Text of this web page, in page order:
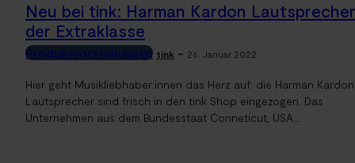
Neu bei tink: Harman Kardon Lautsprecher
der Extraklasse
Produktvorstellungen tink - 26. Januar 2022
Hier geht Musikliebhaber:innen das Herz auf: die Harman Kardon
Lautsprecher sind frisch in den tink Shop eingezogen. Das
Unternehmen aus dem Bundesstaat Conneticut, USA...